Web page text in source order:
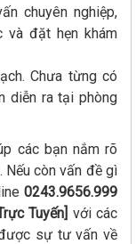
chuyên nghiệp,
và đặt hẹn khám
Chưa từng có
diễn ra tại phòng
các bạn nắm rõ
còn vấn đề gì
0243.9656.999
Tuyến] với các
sự tư vấn về